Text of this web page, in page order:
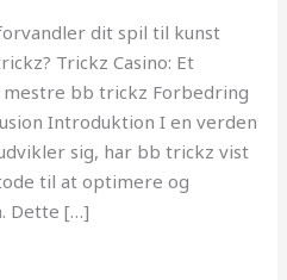
dit spil til kunst
Trickz Casino: Et
bb trickz Forbedring
Introduktion I en verden
sig, har bb trickz vist
til at optimere og
Dette […]